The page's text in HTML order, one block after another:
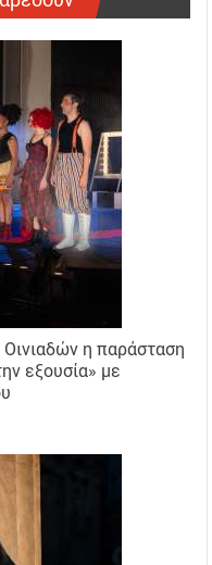
η παράσταση
εξουσία» με